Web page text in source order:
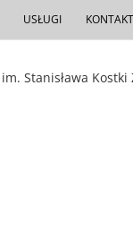
USŁUGI KONTAKT